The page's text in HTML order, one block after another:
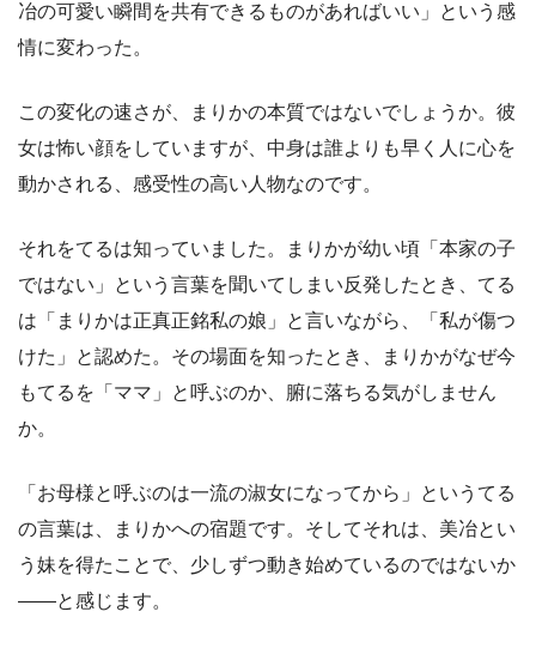
冶の可愛い瞬間を共有できるものがあればいい」という感
情に変わった。
この変化の速さが、まりかの本質ではないでしょうか。彼
女は怖い顔をしていますが、中身は誰よりも早く人に心を
動かされる、感受性の高い人物なのです。
それをてるは知っていました。まりかが幼い頃「本家の子
ではない」という言葉を聞いてしまい反発したとき、てる
は「まりかは正真正銘私の娘」と言いながら、「私が傷つ
けた」と認めた。その場面を知ったとき、まりかがなぜ今
もてるを「ママ」と呼ぶのか、腑に落ちる気がしません
か。
「お母様と呼ぶのは一流の淑女になってから」というてる
の言葉は、まりかへの宿題です。そしてそれは、美冶とい
う妹を得たことで、少しずつ動き始めているのではないか
――と感じます。